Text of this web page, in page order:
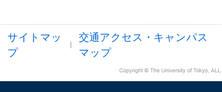
サイトマッ
プ
交通アクセス・キャンパス
マップ